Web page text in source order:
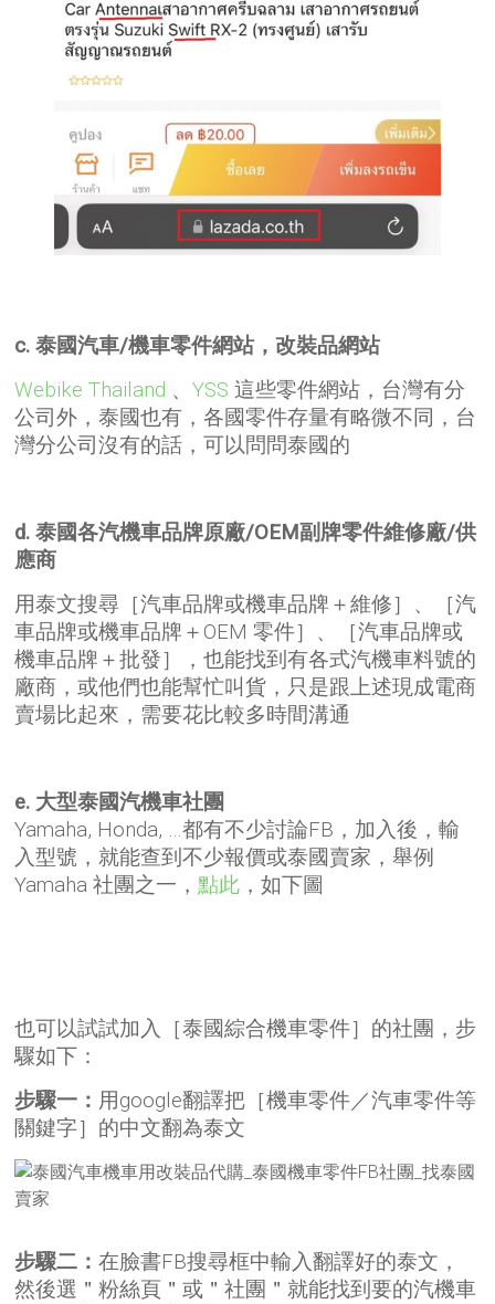
c. 泰國汽車/機車零件網站，改裝品網站
Webike Thailand 、YSS 這些零件網站，台灣有分
公司外，泰國也有，各國零件存量有略微不同，台
灣分公司沒有的話，可以問問泰國的
d. 泰國各汽機車品牌原廠/OEM副牌零件維修廠/供
應商
用泰文搜尋［汽車品牌或機車品牌＋維修］、［汽
車品牌或機車品牌＋OEM 零件］、［汽車品牌或
機車品牌＋批發］，也能找到有各式汽機車料號的
廠商，或他們也能幫忙叫貨，只是跟上述現成電商
賣場比起來，需要花比較多時間溝通
e. 大型泰國汽機車社團
Yamaha, Honda, …都有不少討論FB，加入後，輸
入型號，就能查到不少報價或泰國賣家，舉例
Yamaha 社團之一，點此 ，如下圖
也可以試試加入［泰國綜合機車零件］的社團，步
驟如下：
步驟一： 用google翻譯把［機車零件／汽車零件等
關鍵字］的中文翻為泰文
步驟二：在臉書FB搜尋框中輸入翻譯好的泰文，
然後選＂粉絲頁＂或＂社團＂就能找到要的汽機車